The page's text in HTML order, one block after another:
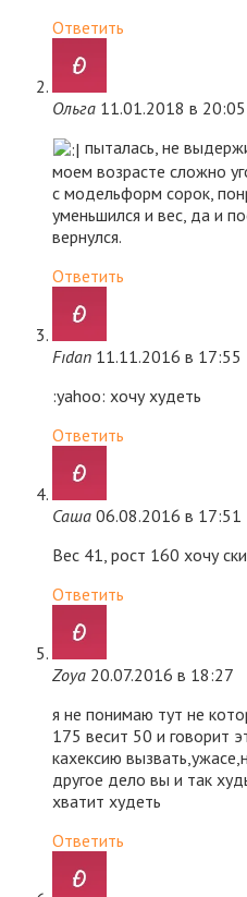
Ответить
Ольга 11.01.2018 в 20:05
пыталась, не
моем возрасте сложно
с модельформ сорок,
уменьшился и вес, да и
вернулся.
Ответить
Fıdan 11.11.2016 в 17:55
:yahoo: хочу худеть
Ответить
Саша 06.08.2016 в 17:51
Вес 41, рост 160 хочу
Ответить
Zoya 20.07.2016 в 18:27
я не понимаю тут не
175 весит 50 и говорит
кахексию
другое дело вы и так
хватит худеть
Ответить